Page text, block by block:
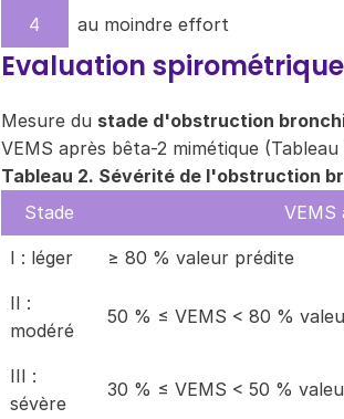
4 au moindre effort
Evaluation
Mesure du stade d'obstruction
VEMS après bêta-2 mimétique (Tableau
Tableau 2. Sévérité de l'obstruction
Stade
VEMS
I : léger ≥ 80 % valeur prédite
II :
modéré
50 % ≤ VEMS < 80 %
III :
sévère
30 % ≤ VEMS < 50 %